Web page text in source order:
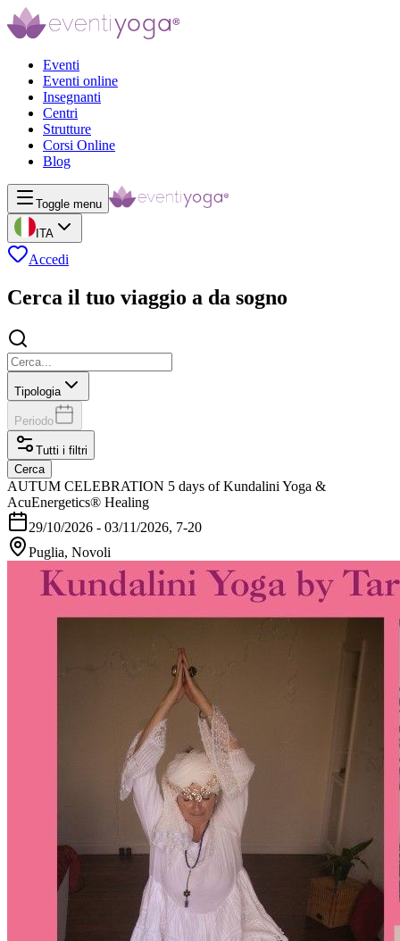
Eventi
Eventi online
Insegnanti
Centri
Strutture
Corsi Online
Blog
Toggle menu
ITA
Accedi
Cerca il tuo viaggio a da sogno
Tipologia
Periodo
Tutti i filtri
Cerca
AUTUM CELEBRATION 5 days of Kundalini Yoga &
AcuEnergetics® Healing
29/10/2026 - 03/11/2026, 7-20
Puglia, Novoli